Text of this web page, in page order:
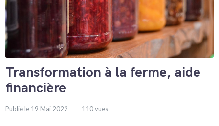
Transformation à la ferme, aide
financière
Publié le 19 Mai 2022 110 vues